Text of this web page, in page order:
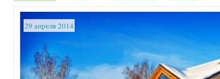
29 апреля 2014